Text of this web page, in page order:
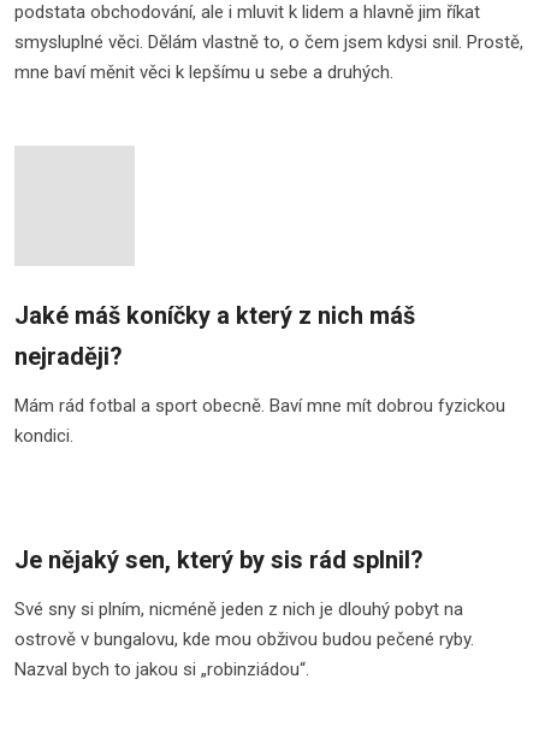
podstata obchodování, ale i mluvit k lidem a hlavně jim říkat
smysluplné věci. Dělám vlastně to, o čem jsem kdysi snil. Prostě,
mne baví měnit věci k lepšímu u sebe a druhých.
Jaké máš koníčky a který z nich máš
nejraději?
Mám rád fotbal a sport obecně. Baví mne mít dobrou fyzickou
kondici.
Je nějaký sen, který by sis rád splnil?
Své sny si plním, nicméně jeden z nich je dlouhý pobyt na
ostrově v bungalovu, kde mou obživou budou pečené ryby.
Nazval bych to jakou si „robinziádou“.